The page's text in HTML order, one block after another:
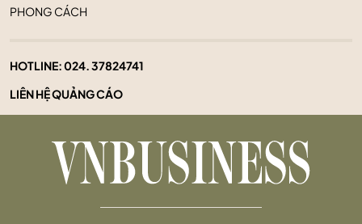
PHONG CÁCH
HOTLINE:024. 37824741
LIÊN HỆ QUẢNG CÁO